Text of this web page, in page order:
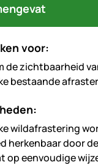
voor:
de zichtbaarheid
bestaande
wildafrastering
herkenbaar door
op eenvoudige